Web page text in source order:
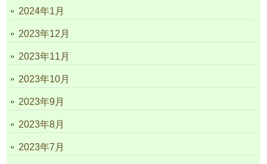
2024年1月
2023年12月
2023年11月
2023年10月
2023年9月
2023年8月
2023年7月